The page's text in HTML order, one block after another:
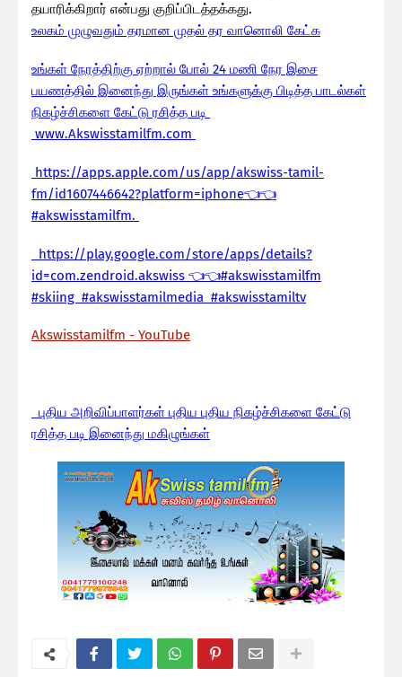
தயாரிக்கிறார் என்பது குறிப்பிடத்தக்கது.
உலகம் முழுவதும் தரமான முதல் தர வானொலி கேட்க
உங்கள் நேரத்திற்கு ஏற்றால் போல் 24 மணி நேர இசை
பயணத்தில் இனைந்து இருங்கள் உங்களுக்கு பிடித்த பாடல்கள்
நிகழ்ச்சிகளை கேட்டு ரசித்த படி
www.Akswisstamilfm.com
https://apps.apple.com/us/app/akswiss-tamil-
fm/id1607446642?platform=iphone👈👈
#akswisstamilfm.
https://play.google.com/store/apps/details?
id=com.zendroid.akswiss 👈👈#akswisstamilfm
#skiing #akswisstamilmedia #akswisstamiltv
Akswisstamilfm - YouTube
புதிய அறிவிப்பாளர்கள் புதிய புதிய நிகழ்ச்சிகளை கேட்டு
ரசித்த படி இனைந்து மகிழுங்கள்